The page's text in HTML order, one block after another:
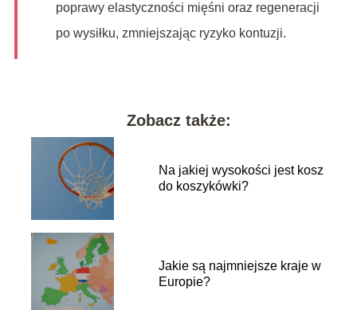
poprawy elastyczności mięśni oraz regeneracji
po wysiłku, zmniejszając ryzyko kontuzji.
Zobacz także:
Na jakiej wysokości jest kosz
do koszykówki?
Jakie są najmniejsze kraje w
Europie?